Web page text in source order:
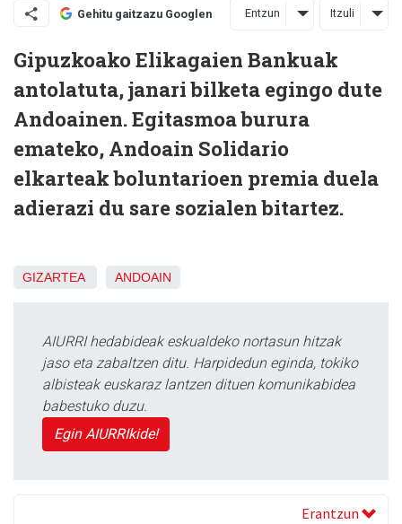
Gehitu gaitzazu Googlen Entzun Itzuli
Gipuzkoako Elikagaien Bankuak
antolatuta, janari bilketa egingo dute
Andoainen. Egitasmoa burura
emateko, Andoain Solidario
elkarteak boluntarioen premia duela
adierazi du sare sozialen bitartez.
GIZARTEA ANDOAIN
AIURRI hedabideak eskualdeko nortasun hitzak
jaso eta zabaltzen ditu. Harpidedun eginda, tokiko
albisteak euskaraz lantzen dituen komunikabidea
babestuko duzu.
Egin AIURRIkide!
Erantzun